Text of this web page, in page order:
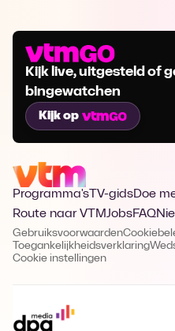
Kijk live, uitgesteld of
bingewatchen
Kijk op
Programma's TV-gidsDoe
Route naar VTMJobsFAQ
Gebruiksvoorwaarden
Toegankelijkheidsverklaring
Cookie instellingen